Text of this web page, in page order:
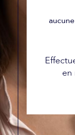
en